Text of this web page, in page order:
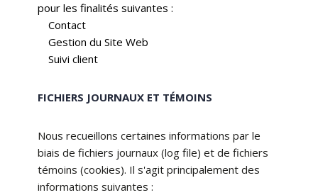
pour les finalités suivantes :
Contact
Gestion du Site Web
Suivi client
FICHIERS JOURNAUX ET TÉMOINS
Nous recueillons certaines informations par le
biais de fichiers journaux (log file) et de fichiers
témoins (cookies). Il s'agit principalement des
informations suivantes :